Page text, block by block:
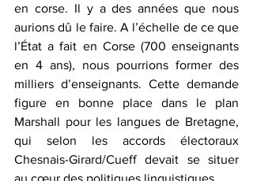
en corse. Il y a des années que nous
aurions dû le faire. A l’échelle de ce que
l’État a fait en Corse (700 enseignants
en 4 ans), nous pourrions former des
milliers d’enseignants. Cette demande
figure en bonne place dans le plan
Marshall pour les langues de Bretagne,
qui selon les accords électoraux
Chesnais-Girard/Cueff devait se situer
au cœur des politiques linguistiques.